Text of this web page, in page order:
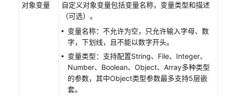
AgentArts
对象变量
自定义对象变量包括变量名称，变量类型和描述
（可选）。
变量名称：不允许为空，只允许输入字母、数
字，下划线，且不能以数字开头。
变量类型：支持配置String、File、Integer、
Number、Boolean、Object、Array多种类型
的参数，其中Object类型参数最多支持5层嵌
套。